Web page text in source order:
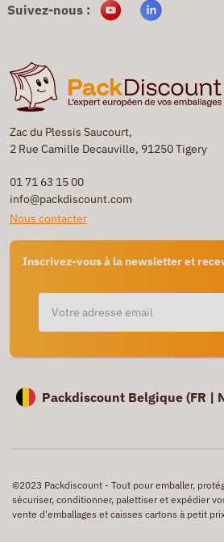
Zac du Plessis Saucourt,
2 Rue Camille Decauville, 91250 Tigery
01 71 63 15 00
info@packdiscount.com
Nous contacter
Inscrivez-vous à la newsletter et
Suivez-nous :
Packdiscount Belgique (FR |
©2023 Packdiscount - Tout pour emballer,
sécuriser, conditionner, palettiser et expédier
vente d'emballages et caisses cartons à petit